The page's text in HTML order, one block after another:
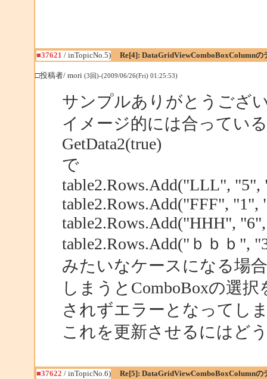
■37621 / inTopicNo.5) Re[4]: DataGridViewComboBoxColumnの
□投稿者/ mori (3回)-(2009/06/26(Fri) 01:25:53)
サンプルありがとうござ
イメージ的には合ってい
GetData2(true)
で
table2.Rows.Add("LLL", "5",
table2.Rows.Add("FFF", "1",
table2.Rows.Add("HHH",
table2.Rows.Add("ｂｂｂ",
みたいなケースになる場
しまうとComboBoxの選
されずエラーとなってし
これを更新させるにはど
■37622 / inTopicNo.6) Re[5]: DataGridViewComboBoxColumnの